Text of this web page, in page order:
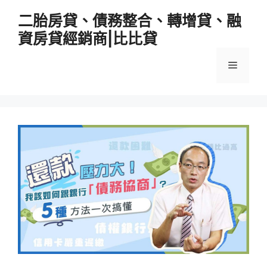
二胎房貸、債務整合、轉增貸、融
資房貸經銷商|比比貸
選